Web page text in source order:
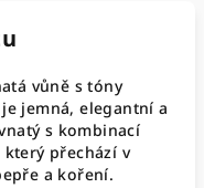
vůně s tóny
jemná, elegantní a
s kombinací
přechází v
a koření.